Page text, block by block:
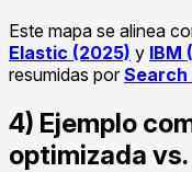
Este mapa se alinea
Elastic (2025) y IBM
resumidas porSearch
4) Ejemplo
optimizada